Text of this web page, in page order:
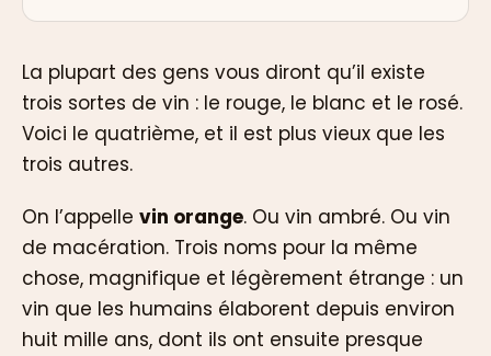
La plupart des gens vous diront qu’il existe
trois sortes de vin : le rouge, le blanc et le rosé.
Voici le quatrième, et il est plus vieux que les
trois autres.
On l’appelle vin orange. Ou vin ambré. Ou vin
de macération. Trois noms pour la même
chose, magnifique et légèrement étrange : un
vin que les humains élaborent depuis environ
huit mille ans, dont ils ont ensuite presque